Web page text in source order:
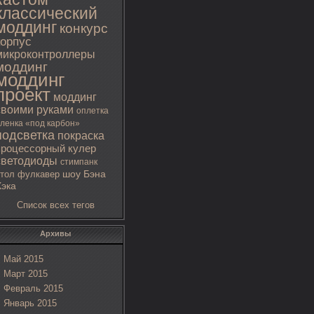
конкурс
моддинг
руками оплетка
«под карбон»
покраска
кулер
стимпанк
фулкавер шоу Бэна
Список всех тегов
Архивы
Май 2015
Март 2015
Февраль 2015
Январь 2015